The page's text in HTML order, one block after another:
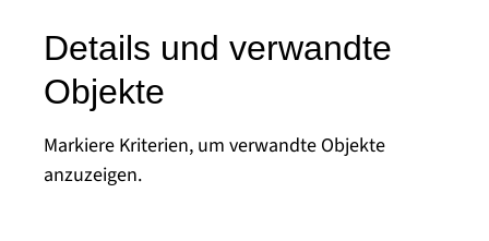
Details und verwandte
Objekte
Markiere Kriterien, um verwandte Objekte
anzuzeigen.